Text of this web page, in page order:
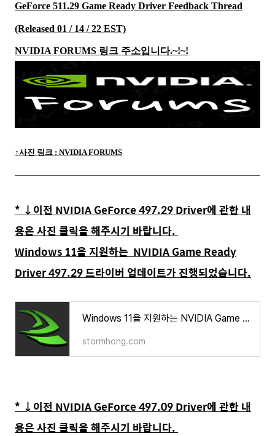
GeForce 511.29 Game Ready Driver Feedback Thread
(Released 01 / 14 / 22 EST)
NVIDIA FORUMS 링크 주소입니다.~!~!
↑사진 링크 : NVIDIA FORUMS
* ↓이전 NVIDIA GeForce 497.29 Driver에 관한 내
용은 사진 클릭을 해주시기 바랍니다.
Windows 11을 지원하는 NVIDIA Game Ready
Driver 497.29 드라이버 업데이트가 진행되었습니다.
Windows 11을 지원하는 NVIDIA Game Ready Driver 497.29드라이버 업데이트 변화된 내용은?
stormhong.com
* ↓이전 NVIDIA GeForce 497.09 Driver에 관한 내
용은 사진 클릭을 해주시기 바랍니다.